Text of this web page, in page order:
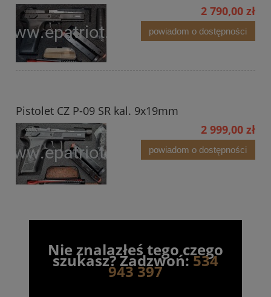
2 790,00 zł
powiadom o dostępności
Pistolet CZ P-09 SR kal. 9x19mm
2 999,00 zł
powiadom o dostępności
Nie znalazłeś tego czego
szukasz? Zadzwoń:534
943 397